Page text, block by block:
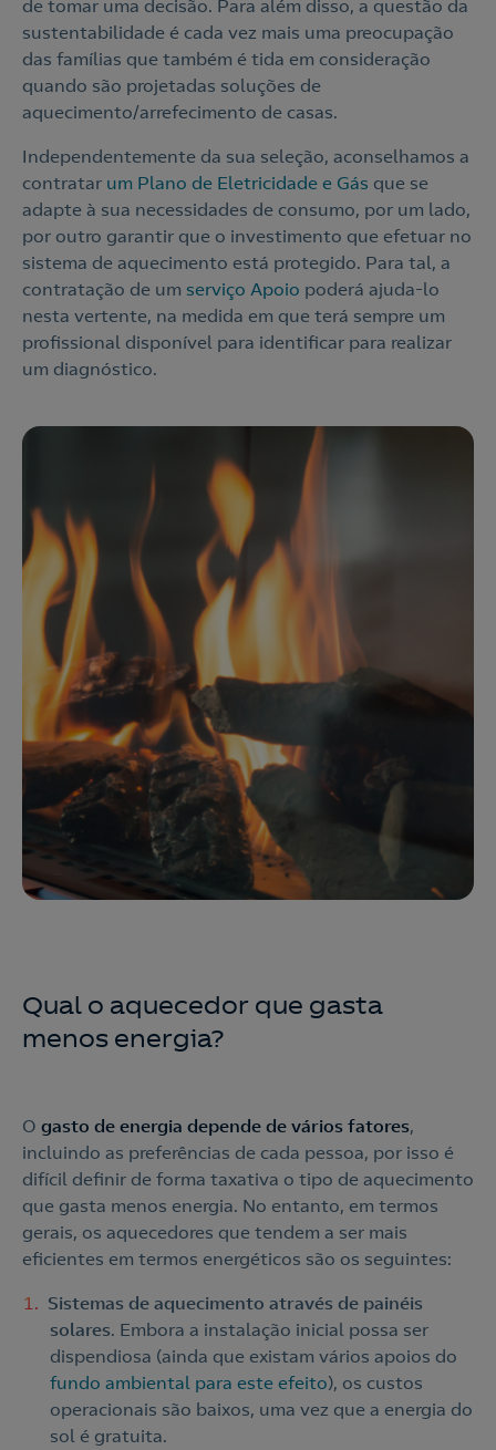
de tomar uma decisão. Para além disso, a questão da
sustentabilidade é cada vez mais uma preocupação
das famílias que também é tida em consideração
quando são projetadas soluções de
aquecimento/arrefecimento de casas.
Independentemente da sua seleção, aconselhamos a
contratar um Plano de Eletricidade e Gás que se
adapte à sua necessidades de consumo, por um lado,
por outro garantir que o investimento que efetuar no
sistema de aquecimento está protegido. Para tal, a
contratação de um serviço Apoio poderá ajuda-lo
nesta vertente, na medida em que terá sempre um
profissional disponível para identificar para realizar
um diagnóstico.
Qual o aquecedor que gasta
menos energia?
O gasto de energia depende de vários fatores,
incluindo as preferências de cada pessoa, por isso é
difícil definir de forma taxativa o tipo de aquecimento
que gasta menos energia. No entanto, em termos
gerais, os aquecedores que tendem a ser mais
eficientes em termos energéticos são os seguintes:
Sistemas de aquecimento através de painéis
solares. Embora a instalação inicial possa ser
dispendiosa (ainda que existam vários apoios do
fundo ambiental para este efeito), os custos
operacionais são baixos, uma vez que a energia do
sol é gratuita.